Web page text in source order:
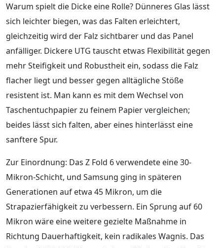
Warum spielt die Dicke eine Rolle? Dünneres Glas lässt
sich leichter biegen, was das Falten erleichtert,
gleichzeitig wird der Falz sichtbarer und das Panel
anfälliger. Dickere UTG tauscht etwas Flexibilität gegen
mehr Steifigkeit und Robustheit ein, sodass die Falz
flacher liegt und besser gegen alltägliche Stöße
resistent ist. Man kann es mit dem Wechsel von
Taschentuchpapier zu feinem Papier vergleichen;
beides lässt sich falten, aber eines hinterlässt eine
sanftere Spur.
Zur Einordnung: Das Z Fold 6 verwendete eine 30-
Mikron-Schicht, und Samsung ging in späteren
Generationen auf etwa 45 Mikron, um die
Strapazierfähigkeit zu verbessern. Ein Sprung auf 60
Mikron wäre eine weitere gezielte Maßnahme in
Richtung Dauerhaftigkeit, kein radikales Wagnis. Das